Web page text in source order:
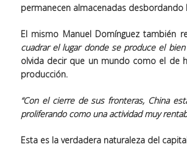
permanecen almacenadas
El mismo Manuel Domínguez también
cuadrar el lugar donde se produce el
olvida decir que un mundo como el de
producción.
“Con el cierre de sus fronteras, China
proliferando como una actividad muy
Esta es la verdadera naturaleza del